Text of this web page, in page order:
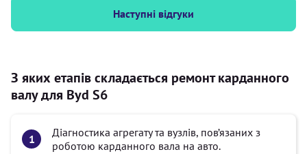
Наступні відгуки
З яких етапів складається ремонт карданного
валу для Byd S6
Діагностика агрегату та вузлів, пов’язаних з
роботою карданного вала на авто.